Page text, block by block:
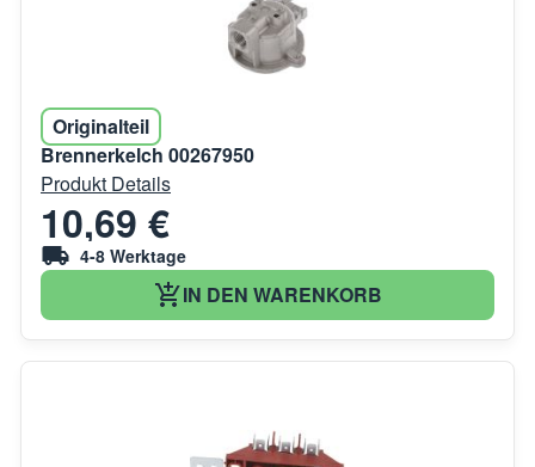
Originalteil
Brennerkelch 00267950
Produkt Details
10,69 €
4-8 Werktage
IN DEN WARENKORB